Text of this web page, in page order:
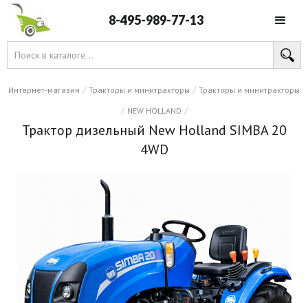
8-495-989-77-13
Интернет-магазин / Тракторы и минитракторы / Тракторы и минитракторы
/ NEW HOLLAND /
Трактор дизельный New Holland SIMBA 20
4WD